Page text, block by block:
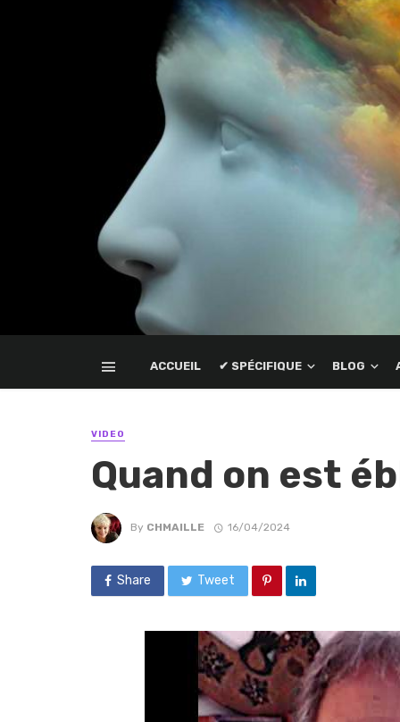
ACCUEIL ✔ SPÉCIFIQUE BLOG
VIDEO
Quand on est
By CHMAILLE 16/04/2024
Share Tweet